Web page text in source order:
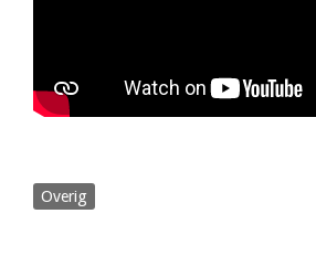
Overig